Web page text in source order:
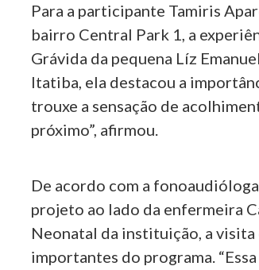
Para a participante Tamiris
bairro Central Park 1, a
Grávida da pequena Líz
Itatiba, ela destacou a
trouxe a sensação de
próximo”, afirmou.
De acordo com a
projeto ao lado da enfermeira
Neonatal da instituição, a visita
importantes do programa.